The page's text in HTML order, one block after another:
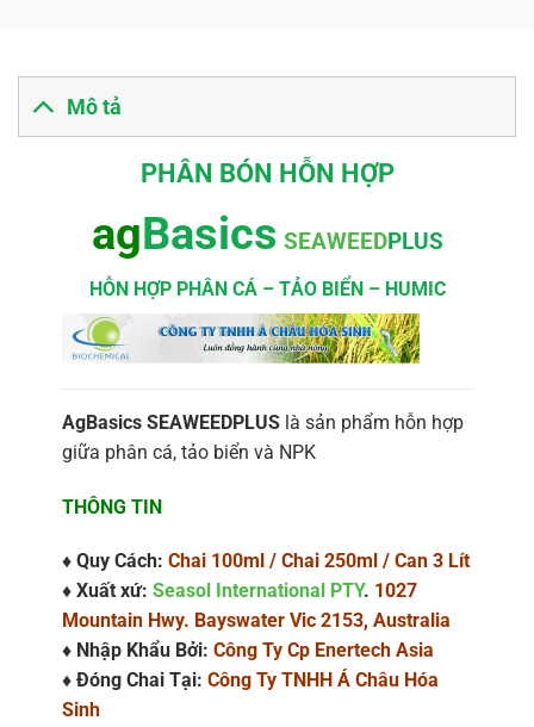
Mô tả
PHÂN BÓN HỖN HỢP
agBasics SEAWEEDPLUS
HỖN HỢP PHÂN CÁ – TẢO BIỂN – HUMIC
AgBasics SEAWEEDPLUS là sản phẩm hỗn hợp
giữa phân cá, tảo biển và NPK
THÔNG TIN
♦ Quy Cách: Chai 100ml / Chai 250ml / Can 3 Lít
♦ Xuất xứ: Seasol International PTY. 1027
Mountain Hwy. Bayswater Vic 2153, Australia
♦ Nhập Khẩu Bởi: Công Ty Cp Enertech Asia
♦ Đóng Chai Tại: Công Ty TNHH Á Châu Hóa
Sinh